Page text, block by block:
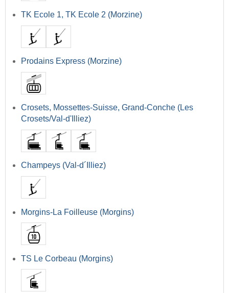
TK Ecole 1, TK Ecole 2 (Morzine)
Prodains Express (Morzine)
Crosets, Mossettes-Suisse, Grand-Conche (Les
Crosets/Val-d'Illiez)
Champeys (Val-d´Illiez)
Morgins-La Foilleuse (Morgins)
TS Le Corbeau (Morgins)